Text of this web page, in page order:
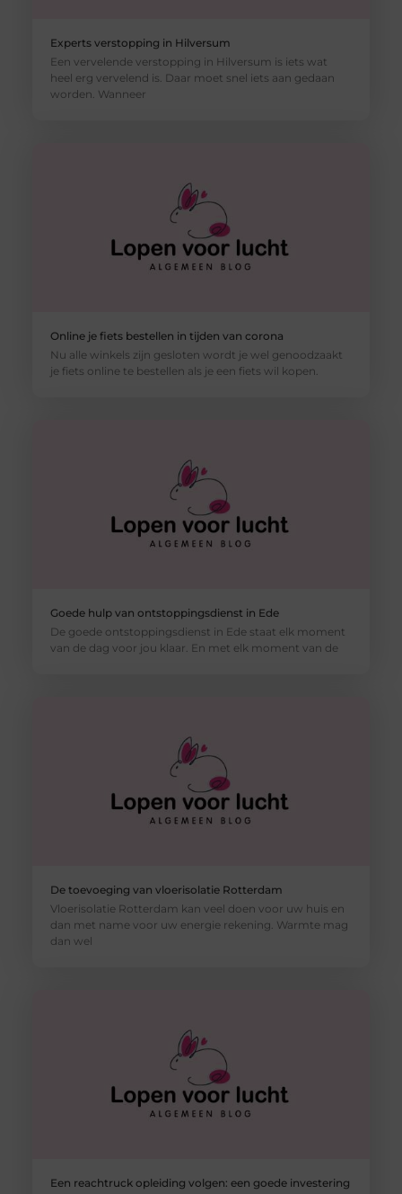
Experts verstopping in Hilversum
Een vervelende verstopping in Hilversum is iets wat
heel erg vervelend is. Daar moet snel iets aan gedaan
worden. Wanneer
Online je fiets bestellen in tijden van corona
Nu alle winkels zijn gesloten wordt je wel genoodzaakt
je fiets online te bestellen als je een fiets wil kopen.
Goede hulp van ontstoppingsdienst in Ede
De goede ontstoppingsdienst in Ede staat elk moment
van de dag voor jou klaar. En met elk moment van de
De toevoeging van vloerisolatie Rotterdam
Vloerisolatie Rotterdam kan veel doen voor uw huis en
dan met name voor uw energie rekening. Warmte mag
dan wel
Een reachtruck opleiding volgen: een goede investering